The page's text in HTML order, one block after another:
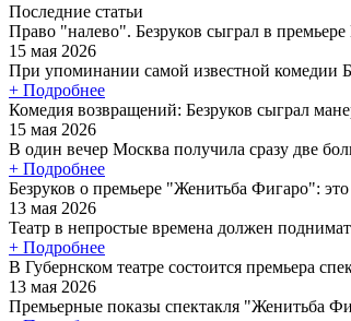
Последние статьи
Право "налево". Безруков сыграл в
15 мая 2026
При упоминании самой известной комедии
+ Подробнее
Комедия возвращений: Безруков сыграл
15 мая 2026
В один вечер Москва получила сразу две
+ Подробнее
Безруков о премьере "Женитьба Фигаро": это
13 мая 2026
Театр в непростые времена должен
+ Подробнее
В Губернском театре состоится премьера
13 мая 2026
Премьерные показы спектакля "Женитьба